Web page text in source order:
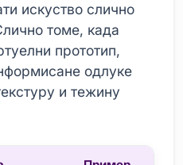
искуство слично
томе, када
прототип,
одлуке
и тежину